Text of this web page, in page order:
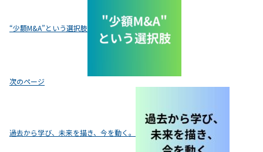
ゲ
ョ
“少額M&A”という選択肢
次のページ
過去から学び、未来を描き、今を動く。